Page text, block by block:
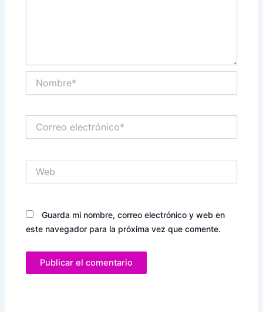
electrónico*
Guarda mi nombre, correo electrónico y web en
este navegador para la próxima vez que comente.